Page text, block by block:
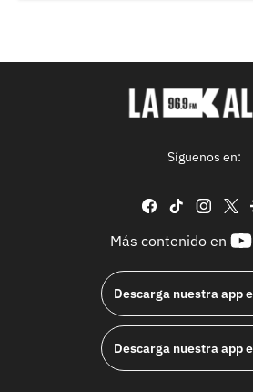
Síguenos en:
facebook
tiktok
Más contenido en
Descarga nuestra app
Descarga nuestra app